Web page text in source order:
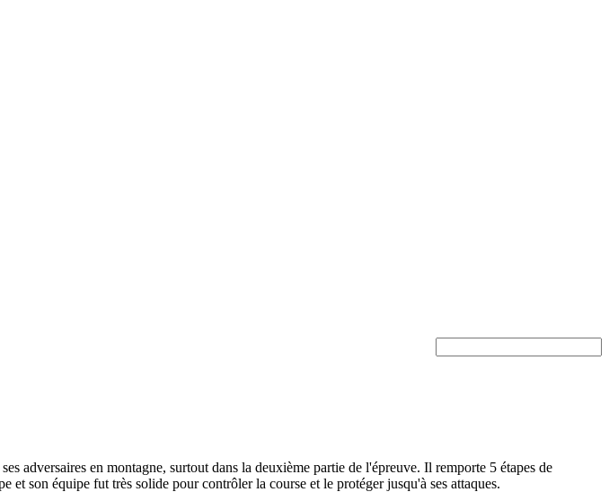
adversaires en montagne, surtout dans la deuxième partie de l'épreuve. Il remporte 5 étapes de
son équipe fut très solide pour contrôler la course et le protéger jusqu'à ses attaques.